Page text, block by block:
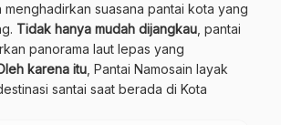
menghadirkan suasana pantai kota yang
Tidak hanya mudah dijangkau, pantai
panorama laut lepas yang
karena itu, Pantai Namosain layak
santai saat berada di Kota